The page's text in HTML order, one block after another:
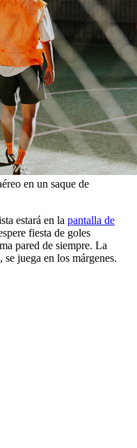
en un saque de
estará en la pantalla de
fiesta de goles
pared de siempre. La
juega en los márgenes.